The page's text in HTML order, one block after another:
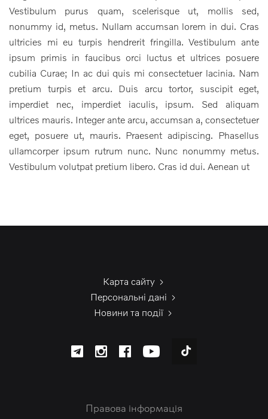
Vestibulum purus quam, scelerisque ut, mollis sed,
nonummy id, metus. Nullam accumsan lorem in dui. Cras
ultricies mi eu turpis hendrerit fringilla. Vestibulum ante
ipsum primis in faucibus orci luctus et ultrices posuere
cubilia Curae; In ac dui quis mi consectetuer lacinia. Nam
pretium turpis et arcu. Duis arcu tortor, suscipit eget,
imperdiet nec, imperdiet iaculis, ipsum. Sed aliquam
ultrices mauris. Integer ante arcu, accumsan a, consectetuer
eget, posuere ut, mauris. Praesent adipiscing. Phasellus
ullamcorper ipsum rutrum nunc. Nunc nonummy metus.
Vestibulum volutpat pretium libero. Cras id dui. Aenean ut
Карта сайту
Персональні дані
Новини та події
Правова інформація